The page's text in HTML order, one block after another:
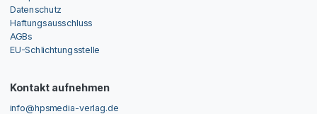
Datenschutz
Haftungsausschluss
AGBs
EU-Schlichtungsstelle
Kontakt aufnehmen
info@hpsmedia-verlag.de